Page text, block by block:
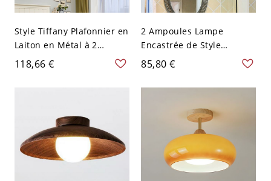
Style Tiffany Plafonnier en
Laiton en Métal à 2
Ampoules avec Abat-Jour
118,66 €
2 Ampoules Lampe
Encastrée de Style
Traditionnel en Forme de
Plafonnier pour Chambre
85,80 €